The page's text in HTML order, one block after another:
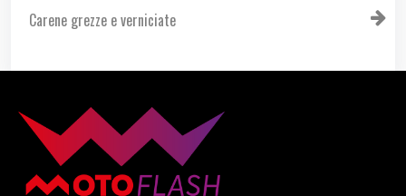
Carene grezze e verniciate